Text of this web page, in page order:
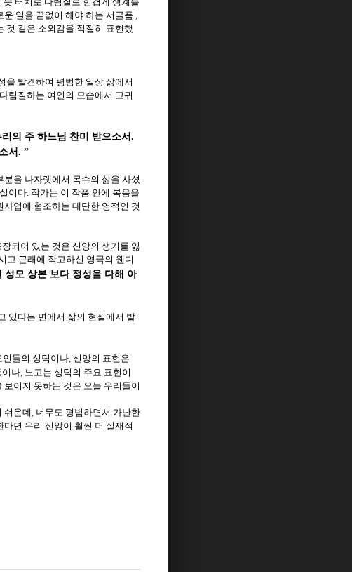
일을 끝없이 해야 하는 서글픔
것 같은 소외감을 적절히 표현했
을 발견하여 평범한 일상 삶에서
림질하는 여인의 모습에서 고귀
리의 주 하느님 찬미 받으소서.
서. ”
을 나자렛에서 목수의 삶을 사셨
이다 작가는 이 작품 안에 복음을
업에 협조하는 대단한 영적인 것
되어 있는 것은 신앙의 생기를 잃
고 근래에 작고하신 영국의 웬디
성모 상본 보다 정성을 다해 아
있다는 면에서 삶의 현실에서 발
들의 성덕이나 신앙의 표현은
이나 노고는 성덕의 주요 표현이
이지 못하는 것은 오늘 우리들이
쉬운데 너무도 평범하면서 가난한
면 우리 신앙이 훨씬 더 실재적